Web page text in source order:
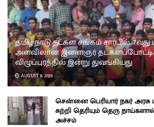
தமிழ்நாடு தடகள சங்கம் சார்பில், 7வது
அளவிலான இளைஞர்
விழுப்புரத்தில் இன்று துவங்கியது
AUGUST 8, 2026
சென்னை பெரியார் நகர்
சுற்றி தெரியும் தெரு
அச்சம்